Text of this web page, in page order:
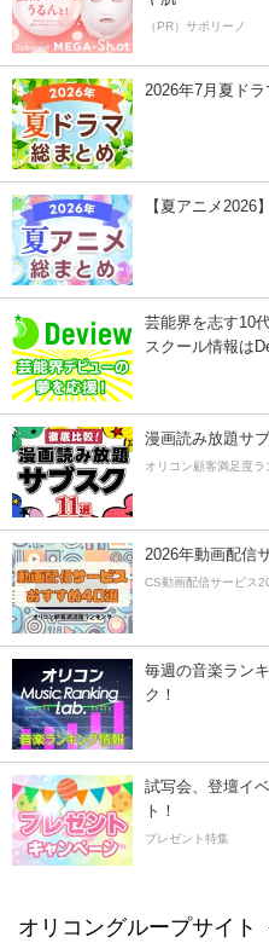
（PR）サボリーノ
2026年7月夏ド
【夏アニメ2026
芸能界を志す10
スクール情報は
漫画読み放題サ
オリコン顧客満足度ラ
2026年動画配信
CS動画配信サービス
毎週の音楽ラン
ク！
試写会、登壇イ
ト！
プレゼント特集
オリコングループサイト